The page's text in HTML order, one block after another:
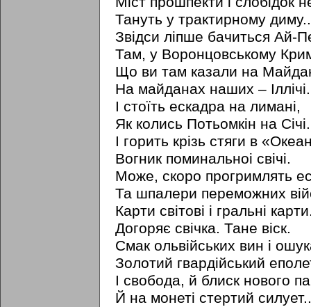
Тануть у трактирному
Звідси ліпше бачиться Ай-
Там, у Воронцовському
Що ви там казали на
На майданах наших –
I стоїть ескадра на лимані,
Як колись Потьомкін на Січі.
І горить крізь стяги в
Вогник поминальноі свічі.
Може, скоро прогримлять
Та шпалери переможних
Карти світові i гральні
Догоряє свічка. Тане віск.
Смак ольвійських вин i
Золотий гвардійський
I свобода, й блиск нового
Й на монеті стертий